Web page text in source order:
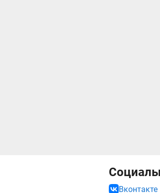
Вконтакте